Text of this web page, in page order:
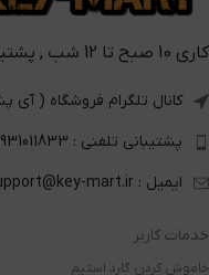
کاری 10 صبح تا 12 شب , پشتیبانی 24 ساعته
کانال تلگرام فروشگاه ( آی
پشتیبانی تلفنی : 09931011833 - 09354921825
ایمیل : Support@key-mart.ir
خدمات کاربر
خاموش کردن گارد استیم